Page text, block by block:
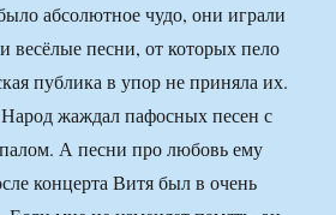
абсолютное чудо, они играли
весёлые песни, от которых пело
публика в упор не приняла их.
жаждал пафосных песен с
А песни про любовь ему
концерта Витя был в очень